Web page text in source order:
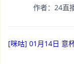
作者：24
[咪咕] 01月14日 意